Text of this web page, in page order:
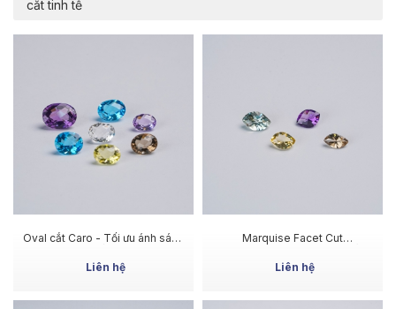
cắt tinh tế
MUA NGAY
Oval cắt Caro - Tối ưu ánh sáng
Liên hệ
MUA NGAY
Marquise Facet Cut
gọn, ánh lửa cân đối
Liên hệ